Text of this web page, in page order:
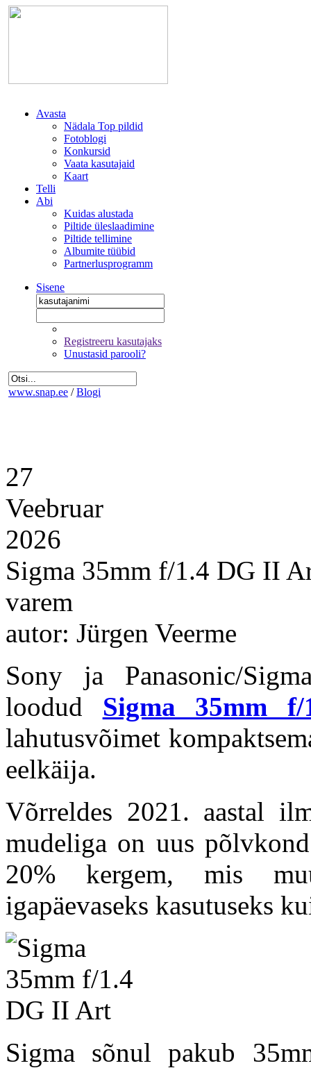
Avasta
Nädala Top pildid
Fotoblogi
Konkursid
Vaata kasutajaid
Kaart
Telli
Abi
Kuidas alustada
Piltide üleslaadimine
Piltide tellimine
Albumite tüübid
Partnerlusprogramm
Sisene
Registreeru kasutajaks
Unustasid parooli?
www.snap.ee / Blogi
27
Veebruar
2026
Sigma 35mm f/1.4 DG II
varem
autor: Jürgen Veerme
Sony ja Panasonic/
loodud Sigma 35mm
lahutusvõimet
eelkäija.
Võrreldes 2021. aastal
mudeliga on uus
20% kergem, mis
igapäevaseks kasutuseks
Sigma sõnul pakub